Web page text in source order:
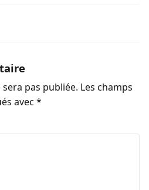
pas publiée. Les champs
avec *